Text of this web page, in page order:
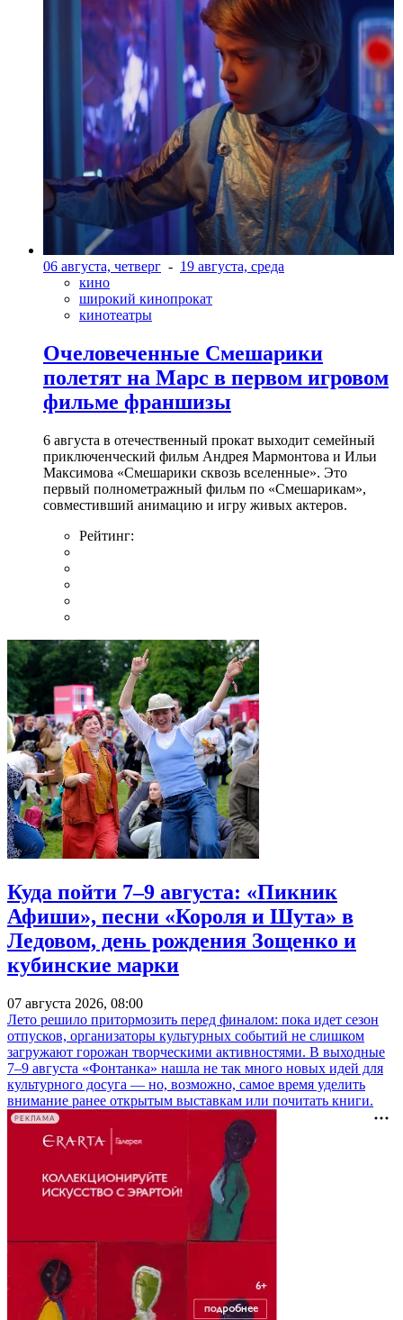
06 августа, четверг - 19 августа, среда
кино
широкий кинопрокат
кинотеатры
Очеловеченные Смешарики
полетят на Марс в первом игровом
фильме франшизы
6 августа в отечественный прокат выходит семейный
приключенческий фильм Андрея Мармонтова и Ильи
Максимова «Смешарики сквозь вселенные». Это
первый полнометражный фильм по «Смешарикам»,
совместивший анимацию и игру живых актеров.
Рейтинг:
Куда пойти 7–9 августа: «Пикник
Афиши», песни «Короля и Шута» в
Ледовом, день рождения Зощенко и
кубинские марки
07 августа 2026, 08:00
Лето решило притормозить перед финалом: пока идет сезон
отпусков, организаторы культурных событий не слишком
загружают горожан творческими активностями. В выходные
7–9 августа «Фонтанка» нашла не так много новых идей для
культурного досуга — но, возможно, самое время уделить
внимание ранее открытым выставкам или почитать книги.
РЕКЛАМА